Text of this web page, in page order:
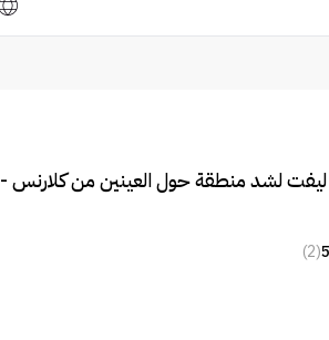
ليفت لشد منطقة حول العينين من كلارنس -
5
(2)